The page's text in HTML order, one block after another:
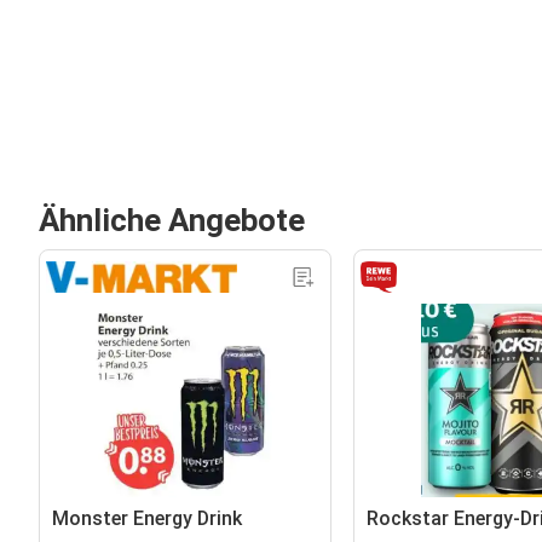
Ähnliche Angebote
Monster Energy Drink Rockstar Energy-